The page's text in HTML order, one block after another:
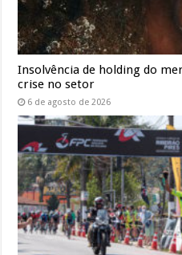
Insolvência de holding do
crise no setor
6 de agosto de 2026